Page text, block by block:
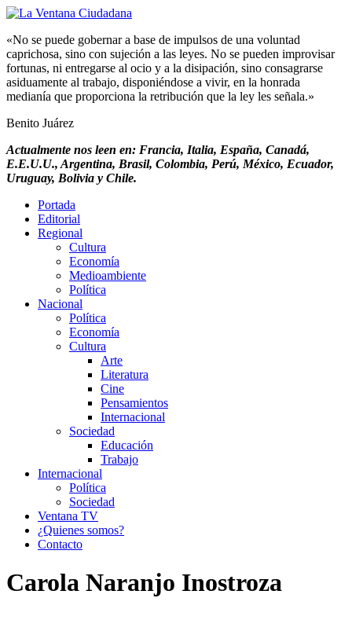
«No se puede gobernar a base de impulsos de una voluntad
caprichosa, sino con sujeción a las leyes. No se pueden improvisar
fortunas, ni entregarse al ocio y a la disipación, sino consagrarse
asiduamente al trabajo, disponiéndose a vivir, en la honrada
medianía que proporciona la retribución que la ley les señala.»
Benito Juárez
Actualmente nos leen en: Francia, Italia, España, Canadá,
E.E.U.U., Argentina, Brasil, Colombia, Perú, México, Ecuador,
Uruguay, Bolivia y Chile.
Portada
Editorial
Regional
Cultura
Economía
Medioambiente
Política
Nacional
Política
Economía
Cultura
Arte
Literatura
Cine
Pensamientos
Internacional
Sociedad
Educación
Trabajo
Internacional
Política
Sociedad
Ventana TV
¿Quienes somos?
Contacto
Carola Naranjo Inostroza